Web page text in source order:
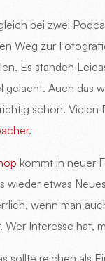
bei zwei
Weg zur
Es standen
gelacht. Auch das
schön. Vielen
.
kommt in neuer
wieder etwas
wenn man
Wer Interesse hat,
sollte reichen als